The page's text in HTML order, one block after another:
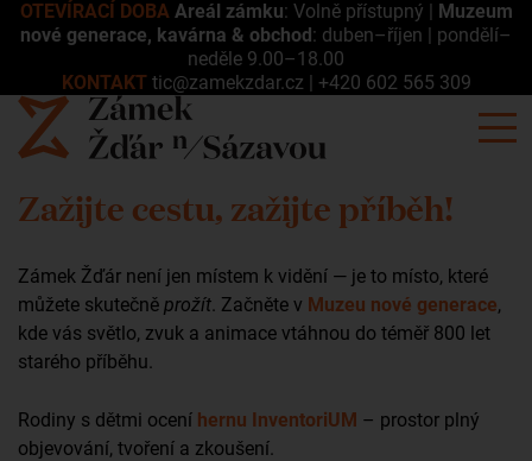
OTEVÍRACÍ DOBA Areál zámku: Volně přístupný | Muzeum
nové generace, kavárna & obchod: duben–říjen | pondělí–
neděle 9.00–18.00
KONTAKT tic@zamekzdar.cz | +420 602 565 309
Zažijte cestu, zažijte příběh!
Zámek Žďár není jen místem k vidění — je to místo, které
můžete skutečně prožít. Začněte v Muzeu nové generace,
kde vás světlo, zvuk a animace vtáhnou do téměř 800 let
starého příběhu.
Rodiny s dětmi ocení hernu InventoriUM – prostor plný
objevování, tvoření a zkoušení.